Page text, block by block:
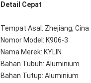
Detail Cepat
Tempat Asal: Zhejiang, Cina
Nomor Model: K906-3
Nama Merek: KYLIN
Bahan Tubuh: Aluminium
Bahan Tutup: Aluminium